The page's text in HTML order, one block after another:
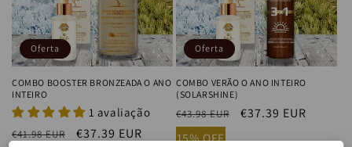
Oferta
COMBO BOOSTER BRONZEADA O ANO
INTEIRO
1 avaliação
Precio
€41.98 EUR
Precio
€37.39 EUR
Oferta
COMBO VERÃO O ANO INTEIRO
(SOLARSHINE)
Precio
habitual
€43.98 EUR
Precio
€37.39 EUR
15% OFF